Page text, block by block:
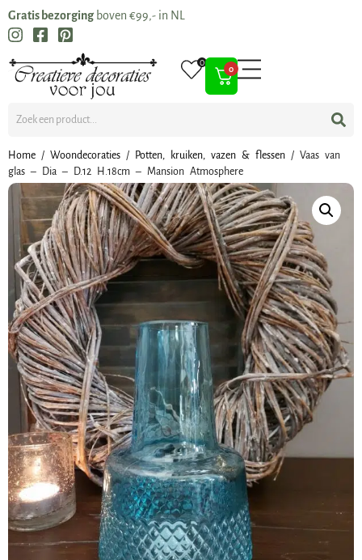
Gratis bezorging boven €99,- in NL
0
0
Home / Woondecoraties / Potten, kruiken, vazen & flessen / Vaas van
glas – Dia – D.12 H.18cm – Mansion Atmosphere